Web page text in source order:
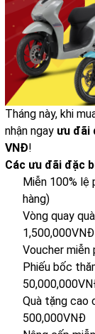
Tháng này, khi
nhận ngay ưu đãi
VNĐ!
Các ưu đãi đặc
Miễn 100% lệ
hàng)
Vòng quay
1,500,000VNĐ
Voucher
Phiếu bốc
Quà tặng cao
500,000VNĐ